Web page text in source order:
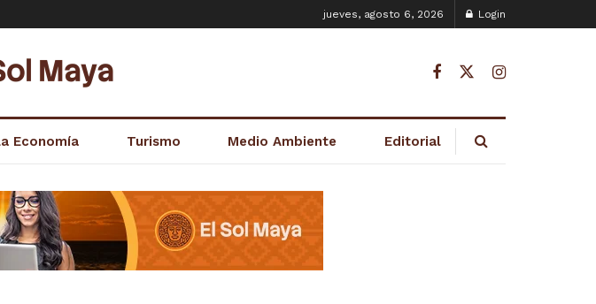
jueves, agosto 6, 2026 Login
Economía Turismo Medio Ambiente Editorial